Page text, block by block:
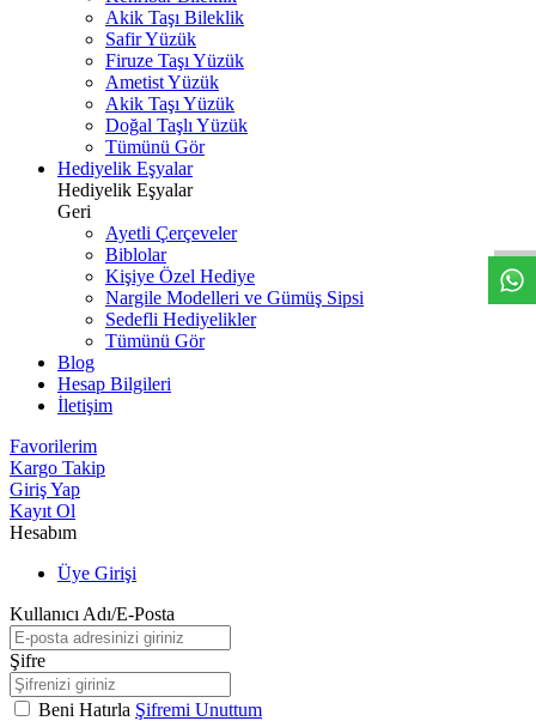
Akik Taşı Bileklik
Safir Yüzük
Firuze Taşı Yüzük
Ametist Yüzük
Akik Taşı Yüzük
Doğal Taşlı Yüzük
Tümünü Gör
Hediyelik Eşyalar
Hediyelik Eşyalar
Geri
Ayetli Çerçeveler
Biblolar
Kişiye Özel Hediye
Nargile Modelleri ve Gümüş Sipsi
Sedefli Hediyelikler
Tümünü Gör
Blog
Hesap Bilgileri
İletişim
Favorilerim
Kargo Takip
Giriş Yap
Kayıt Ol
Hesabım
Üye Girişi
Kullanıcı Adı/E-Posta
Şifre
Beni Hatırla Şifremi Unuttum